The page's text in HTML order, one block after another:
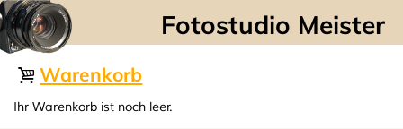
☰
Warenkorb
Ihr Warenkorb ist noch leer.